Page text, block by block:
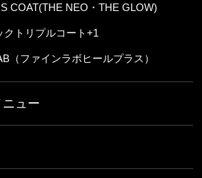
COAT(THE NEO・THE GLOW)
クトリプルコート+1
（ファインラボヒールプラス）
ュー